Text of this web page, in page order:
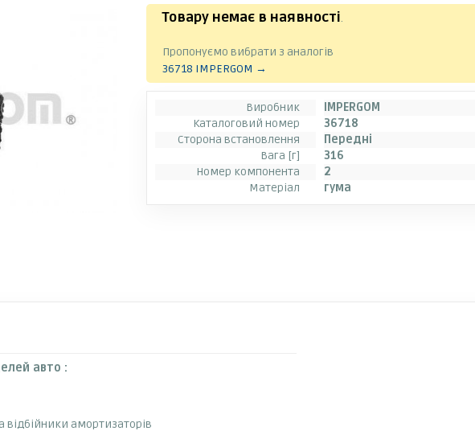
Товару немає в наявності.
Пропонуємо вибрати з аналогів
36718 IMPERGOM →
Виробник
IMPERGOM
Каталоговий номер
36718
Сторона встановлення
Передні
Вага [г]
316
Номер компонента
2
Матеріал
гума
авто :
відбійники амортизаторів